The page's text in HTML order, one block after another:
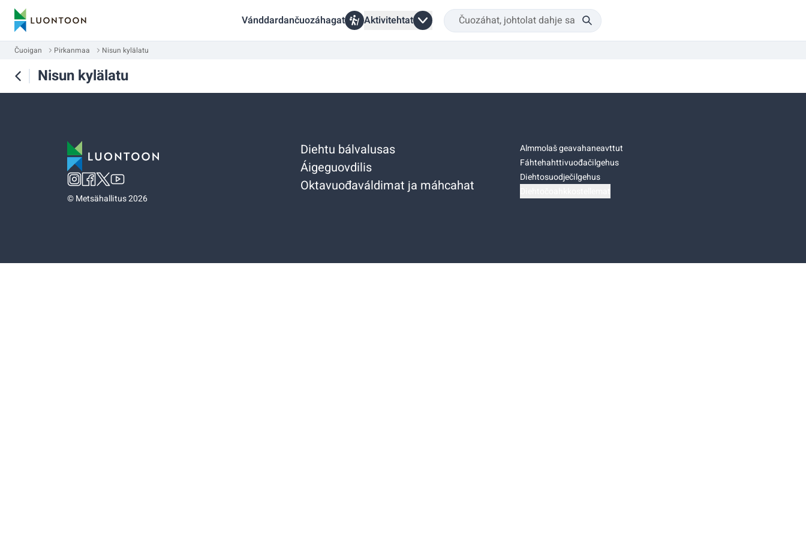
Vánddardančuozáhagat Aktivitehtat
Čuoigan Pirkanmaa Nisun kylälatu
Nisun kylälatu
©Metsähallitus 2026
Diehtu bálvalusas
Áigeguovdilis
Oktavuođaváldimat ja máhcahat
Almmolaš geavahaneavttut
Fáhtehahttivuođačilgehus
Diehtosuodječilgehus